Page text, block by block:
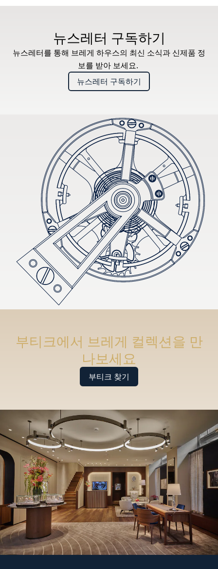
뉴스레터 구독하기
뉴스레터를 통해 브레게 하우스의 최신 소식과 신제품 정
보를 받아 보세요.
뉴스레터 구독하기
부티크에서 브레게 컬렉션을 만
나보세요
부티크 찾기